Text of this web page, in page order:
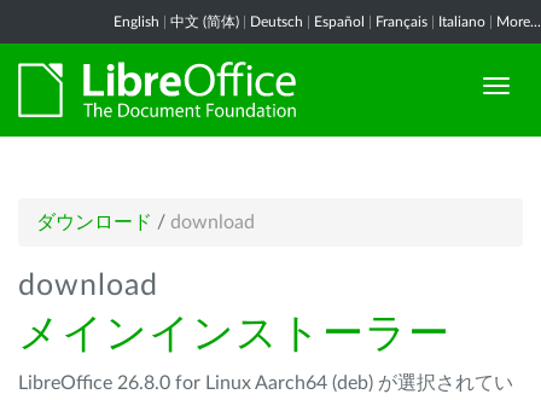
English 中文 (简体) Deutsch Español Français Italiano More...
ダウンロード / download
download
メインインストーラー
LibreOffice 26.8.0 for Linux Aarch64 (deb) が選択されてい